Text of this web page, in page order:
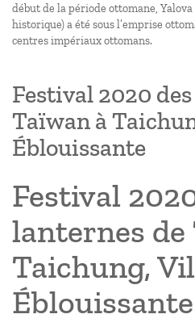
début de la période ottomane, Yalova
historique) a été sous l’emprise
centres impériaux ottomans.
Festival 2020
Taïwan à
Éblouissante
Festival
lanternes de
Taichung,
Éblouissante